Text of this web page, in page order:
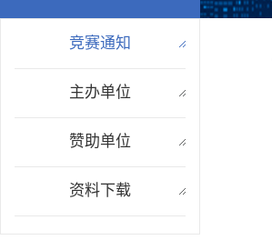
竞赛通知
主办单位
赞助单位
资料下载